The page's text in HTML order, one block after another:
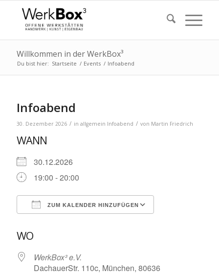
Willkommen in der WerkBox³
Du bist hier: Startseite / Events / Infoabend
Infoabend
30. Dezember 2026 / in allgemein Infoabend / von Martin Friedrich
WANN
30.12.2026
19:00 - 20:00
ZUM KALENDER HINZUFÜGEN
WO
WerkBox³ e.V.
DachauerStr. 110c, München, 80636